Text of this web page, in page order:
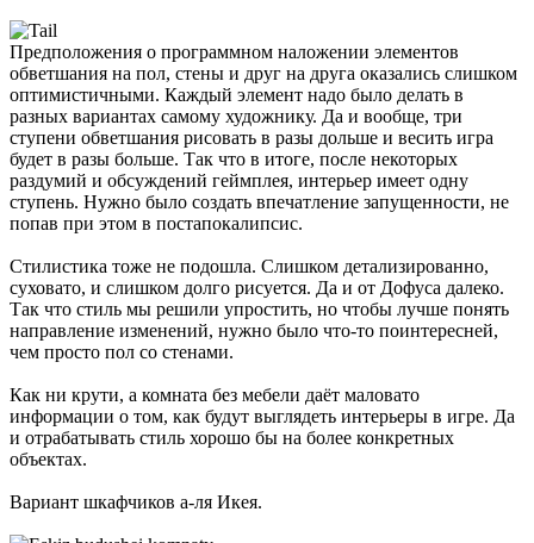
Предположения о программном наложении элементов
обветшания на пол, стены и друг на друга оказались слишком
оптимистичными. Каждый элемент надо было делать в
разных вариантах самому художнику. Да и вообще, три
ступени обветшания рисовать в разы дольше и весить игра
будет в разы больше. Так что в итоге, после некоторых
раздумий и обсуждений геймплея, интерьер имеет одну
ступень. Нужно было создать впечатление запущенности, не
попав при этом в постапокалипсис.
Стилистика тоже не подошла. Слишком детализированно,
суховато, и слишком долго рисуется. Да и от Дофуса далеко.
Так что стиль мы решили упростить, но чтобы лучше понять
направление изменений, нужно было что-то поинтересней,
чем просто пол со стенами.
Как ни крути, а комната без мебели даёт маловато
информации о том, как будут выглядеть интерьеры в игре. Да
и отрабатывать стиль хорошо бы на более конкретных
объектах.
Вариант шкафчиков а-ля Икея.